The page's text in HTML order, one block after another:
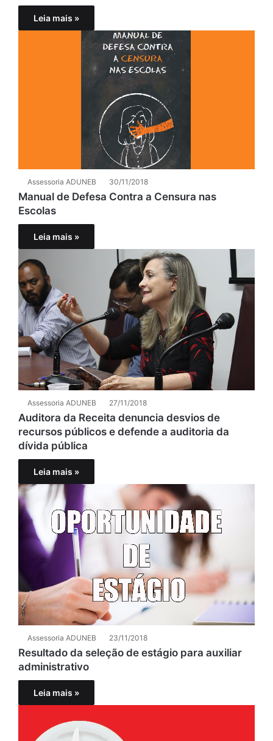
Leia mais »
Assessoria ADUNEB 30/11/2018
Manual de Defesa Contra a Censura nas
Escolas
Leia mais »
Assessoria ADUNEB 27/11/2018
Auditora da Receita denuncia desvios de
recursos públicos e defende a auditoria da
dívida pública
Leia mais »
Assessoria ADUNEB 23/11/2018
Resultado da seleção de estágio para auxiliar
administrativo
Leia mais »